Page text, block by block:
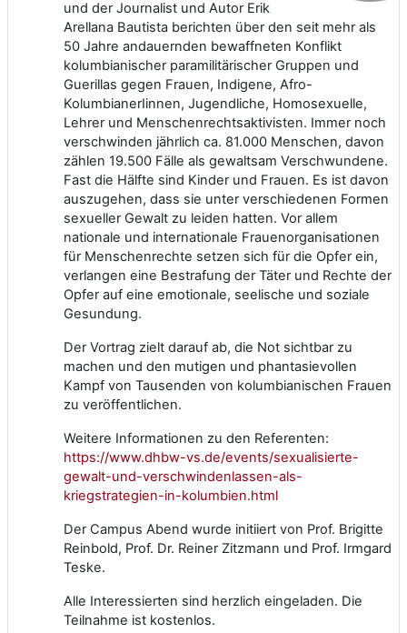
und der Journalist und Autor Erik
Arellana Bautista berichten über den seit mehr als
50 Jahre andauernden bewaffneten Konflikt
kolumbianischer paramilitärischer Gruppen und
Guerillas gegen Frauen, Indigene, Afro-
KolumbianerIinnen, Jugendliche, Homosexuelle,
Lehrer und Menschenrechtsaktivisten. Immer noch
verschwinden jährlich ca. 81.000 Menschen, davon
zählen 19.500 Fälle als gewaltsam Verschwundene.
Fast die Hälfte sind Kinder und Frauen. Es ist davon
auszugehen, dass sie unter verschiedenen Formen
sexueller Gewalt zu leiden hatten. Vor allem
nationale und internationale Frauenorganisationen
für Menschenrechte setzen sich für die Opfer ein,
verlangen eine Bestrafung der Täter und Rechte der
Opfer auf eine emotionale, seelische und soziale
Gesundung.
Der Vortrag zielt darauf ab, die Not sichtbar zu
machen und den mutigen und phantasievollen
Kampf von Tausenden von kolumbianischen Frauen
zu veröffentlichen.
Weitere Informationen zu den Referenten:
https://www.dhbw-vs.de/events/sexualisierte-
gewalt-und-verschwindenlassen-als-
kriegstrategien-in-kolumbien.html
Der Campus Abend wurde initiiert von Prof. Brigitte
Reinbold, Prof. Dr. Reiner Zitzmann und Prof. Irmgard
Teske.
Alle Interessierten sind herzlich eingeladen. Die
Teilnahme ist kostenlos.